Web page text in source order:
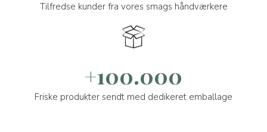
Tilfredse kunder fra vores smags håndværkere
+100.000
Friske produkter sendt med dedikeret emballage